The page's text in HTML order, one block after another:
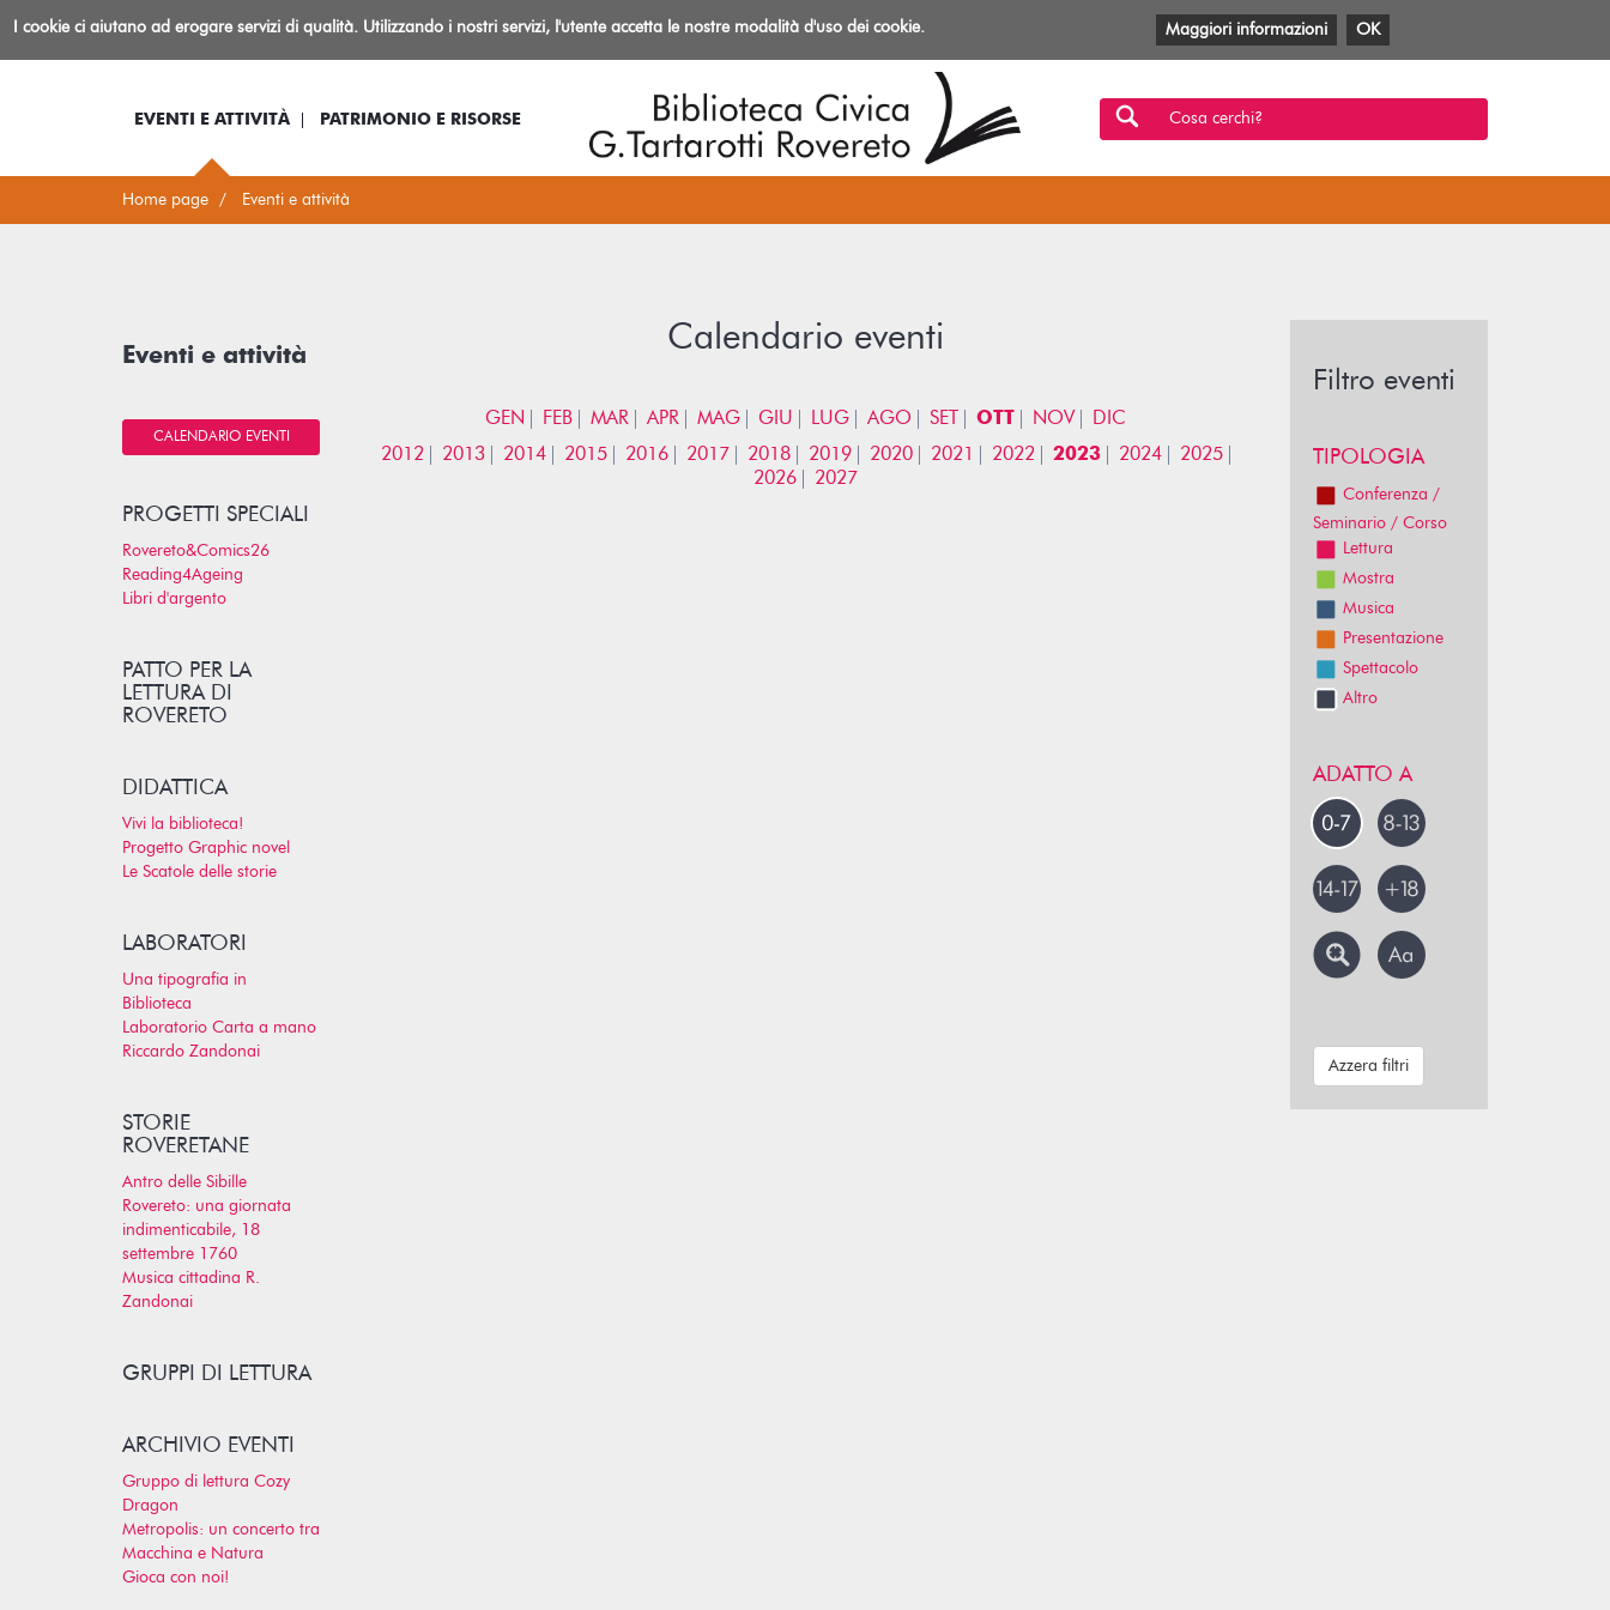
BibliotecaIo sono... Log-in Informazioni
Facebook
TwitterYouTube
Anobii
SBTMlol
EVENTI E ATTIVITÀ PATRIMONIO E RISORSE Cosa cerchi?
Home page Eventi e attività
Calendario eventi
GEN FEB MAR APR MAG GIU LUG AGO SET OTT NOV
DIC
2012
2013 2014 2015 2016 2017 2018 2019 2020 2021 2022 2023 2024
2025
2026
2027
Eventi e attività
CALENDARIO EVENTI
PROGETTI SPECIALI
Rovereto&Comics26
Reading4Ageing
Libri d'argento
PATTO PER LA
LETTURA DI
ROVERETO
DIDATTICA
Vivi la biblioteca!
Progetto Graphic novel
Le Scatole delle storie
LABORATORI
Una tipografia in
Biblioteca
Laboratorio Carta a mano
Riccardo Zandonai
STORIE
ROVERETANE
Antro delle Sibille
Rovereto: una giornata
indimenticabile, 18
settembre 1760
Musica cittadina R.
Zandonai
GRUPPI DI LETTURA
ARCHIVIO EVENTI
Gruppo di lettura Cozy
Dragon
Metropolis: un concerto tra
Macchina e Natura
Gioca con noi!
Filtro eventi
TIPOLOGIA
Conferenza /
Seminario / Corso
Lettura
Mostra
Musica
Presentazione
Spettacolo
Altro
ADATTO A
Azzera filtri
I cookie ci aiutano ad erogare servizi di qualità. Utilizzando i nostri servizi, l'utente accetta le nostre modalità d'uso dei cookie. Maggiori informazioni OK